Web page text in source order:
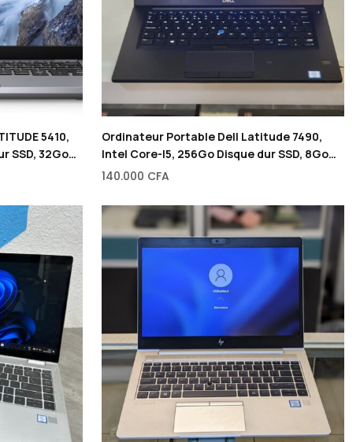
5410,
SSD, 32Go
Ordinateur Portable Dell Latitude 7490,
Intel Core-I5, 256Go Disque dur SSD, 8Go
de RAM, 14″
140.000 CFA